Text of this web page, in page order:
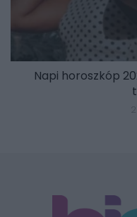
Napi horoszkóp